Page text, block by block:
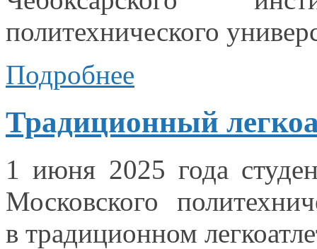
политехнического
Подробнее
Традиционный
1 июня 2025 года
Московского
в традиционном